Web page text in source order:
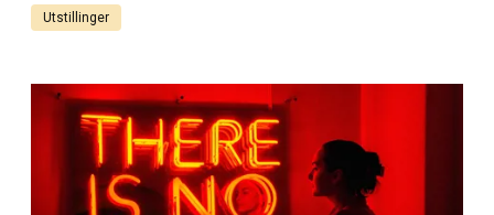
Utstillinger